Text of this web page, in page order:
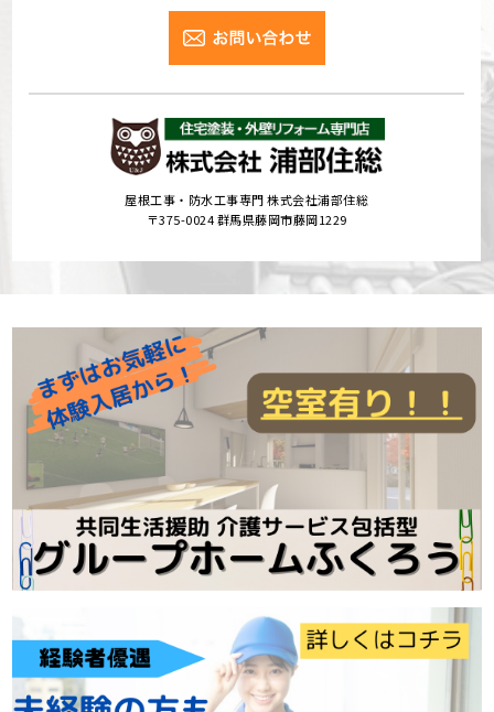
屋根工事・防水工事専門 株式会社浦部住総
〒375-0024 群馬県藤岡市藤岡1229